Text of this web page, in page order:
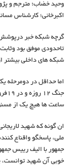
وحید خضاب؛ مترجم و
اکبرخانی؛ کارشناس
تاحدودی موفق بود
شبکه های داخلی بیشتر
ساعت ها هیچ یک از
ان گونه که شهید
ملی، پاسخگو واقناع
جمهور با الیف رییس
خوبی آن شهید توانست،